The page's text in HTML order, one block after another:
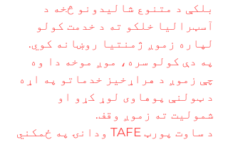
بلکې د متنوع شالیدونو څخه د
آسټرالیا خلکو ته د خدمت کولو
لپاره زموږ ژمنتیا روښانه کوي.
په دې کولو سره، موږ موخه دا وه
چې زموږ د هراړخیز خدماتو په اړه
د ټولنې پوهاوی لوړ کړو او
شمولیت ته زموږ وقف.
د ساوت پورټ TAFE ودانۍ په ځمکني